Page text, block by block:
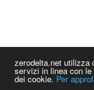
zerodelta.net utilizza
servizi in linea con
dei cookie. Per